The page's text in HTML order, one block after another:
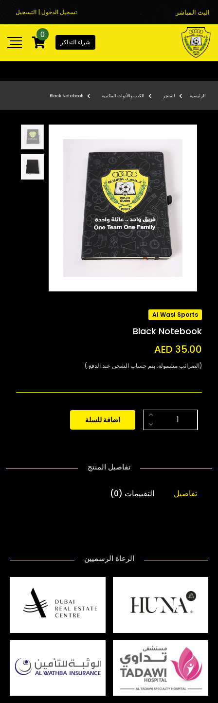
البث المباشر تسجيل الدخول | التسجيل
شراء التذاكر
0
الرئيسية المتجر الكتب والأدوات المكتبية Black Notebook
Al Wasl Sports
Black Notebook
AED 35.00
(الضرائب مشمولة. يتم حساب الشحن عند الدفع.)
اضافة للسلة
تفاصيل المنتج
تفاصيل التقييمات (0)
الرعاة الرسميين